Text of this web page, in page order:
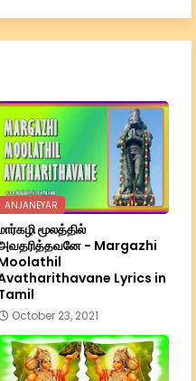
ANJANEYAR
மூலத்தில்
- Margazhi
Lyrics in
October 23, 2021